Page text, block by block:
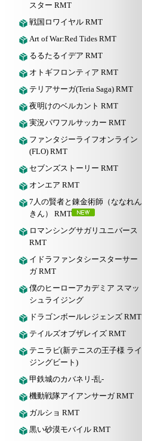
スター RMT
戦国ロワイヤル RMT
Art of War:Red Tides RMT
るるたるイデア RMT
オトギフロンティア RMT
テリアサーガ(Teria Saga) RMT
夜明けのベルカント RMT
実況パワフルサッカー RMT
ファンタジーライフオンライン
(FLO) RMT
セブンズストーリー RMT
オンエア RMT
7人の賢者と錬金術師（ななれん
きん） RMT
ロマンシングサガリユニバース
RMT
イドラファンタシースターサー
ガ RMT
僕のヒーローアカデミア スマッ
シュライジング
ドラゴンボールレジェンズ RMT
テイルズオブザレイズ RMT
テニラビ(新テニスの王子様 ライ
ジングビート)
甲鉄城のカバネリ-乱-
機動戦隊アイアンサーガ RMT
ガルショ RMT
黒い砂漠モバイル RMT